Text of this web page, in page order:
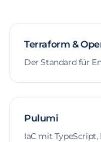
Terraform &
Der Standard für
Pulumi
IaC mit TypeScript,